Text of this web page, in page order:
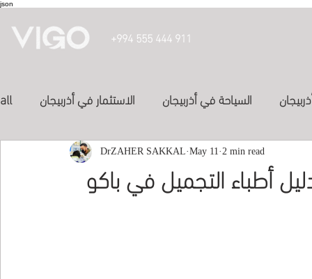
json
+994 555 444 911
all الاستثمار في أذربيجان السياحة في أذربيجان
الدراسة في أذربيجان الفنادق في أذربيجان 投資亞
أطباء التجميل في باكو
DrZAHER SAKKAL May 11 2 min read